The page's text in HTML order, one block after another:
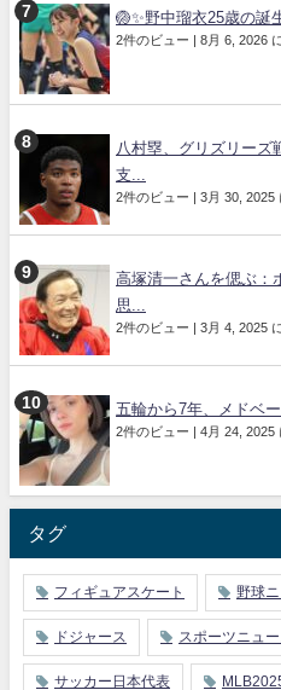
🏐✨野中瑠衣25歳の誕
2件のビュー | 8月 6, 2026
八村塁、グリズリーズ
支...
2件のビュー | 3月 30, 2025
高塚清一さんを偲ぶ：
思...
2件のビュー | 3月 4, 2025
五輪から7年、メドベ
2件のビュー | 4月 24, 2025
タグ
フィギュアスケート 野球
ドジャース スポーツニュー
サッカー日本代表